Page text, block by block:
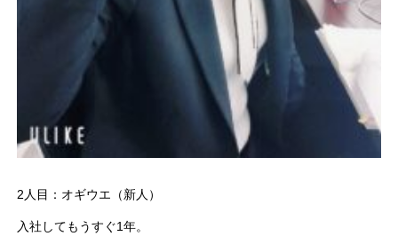
2人目：オギウエ（新人）
入社してもうすぐ1年。